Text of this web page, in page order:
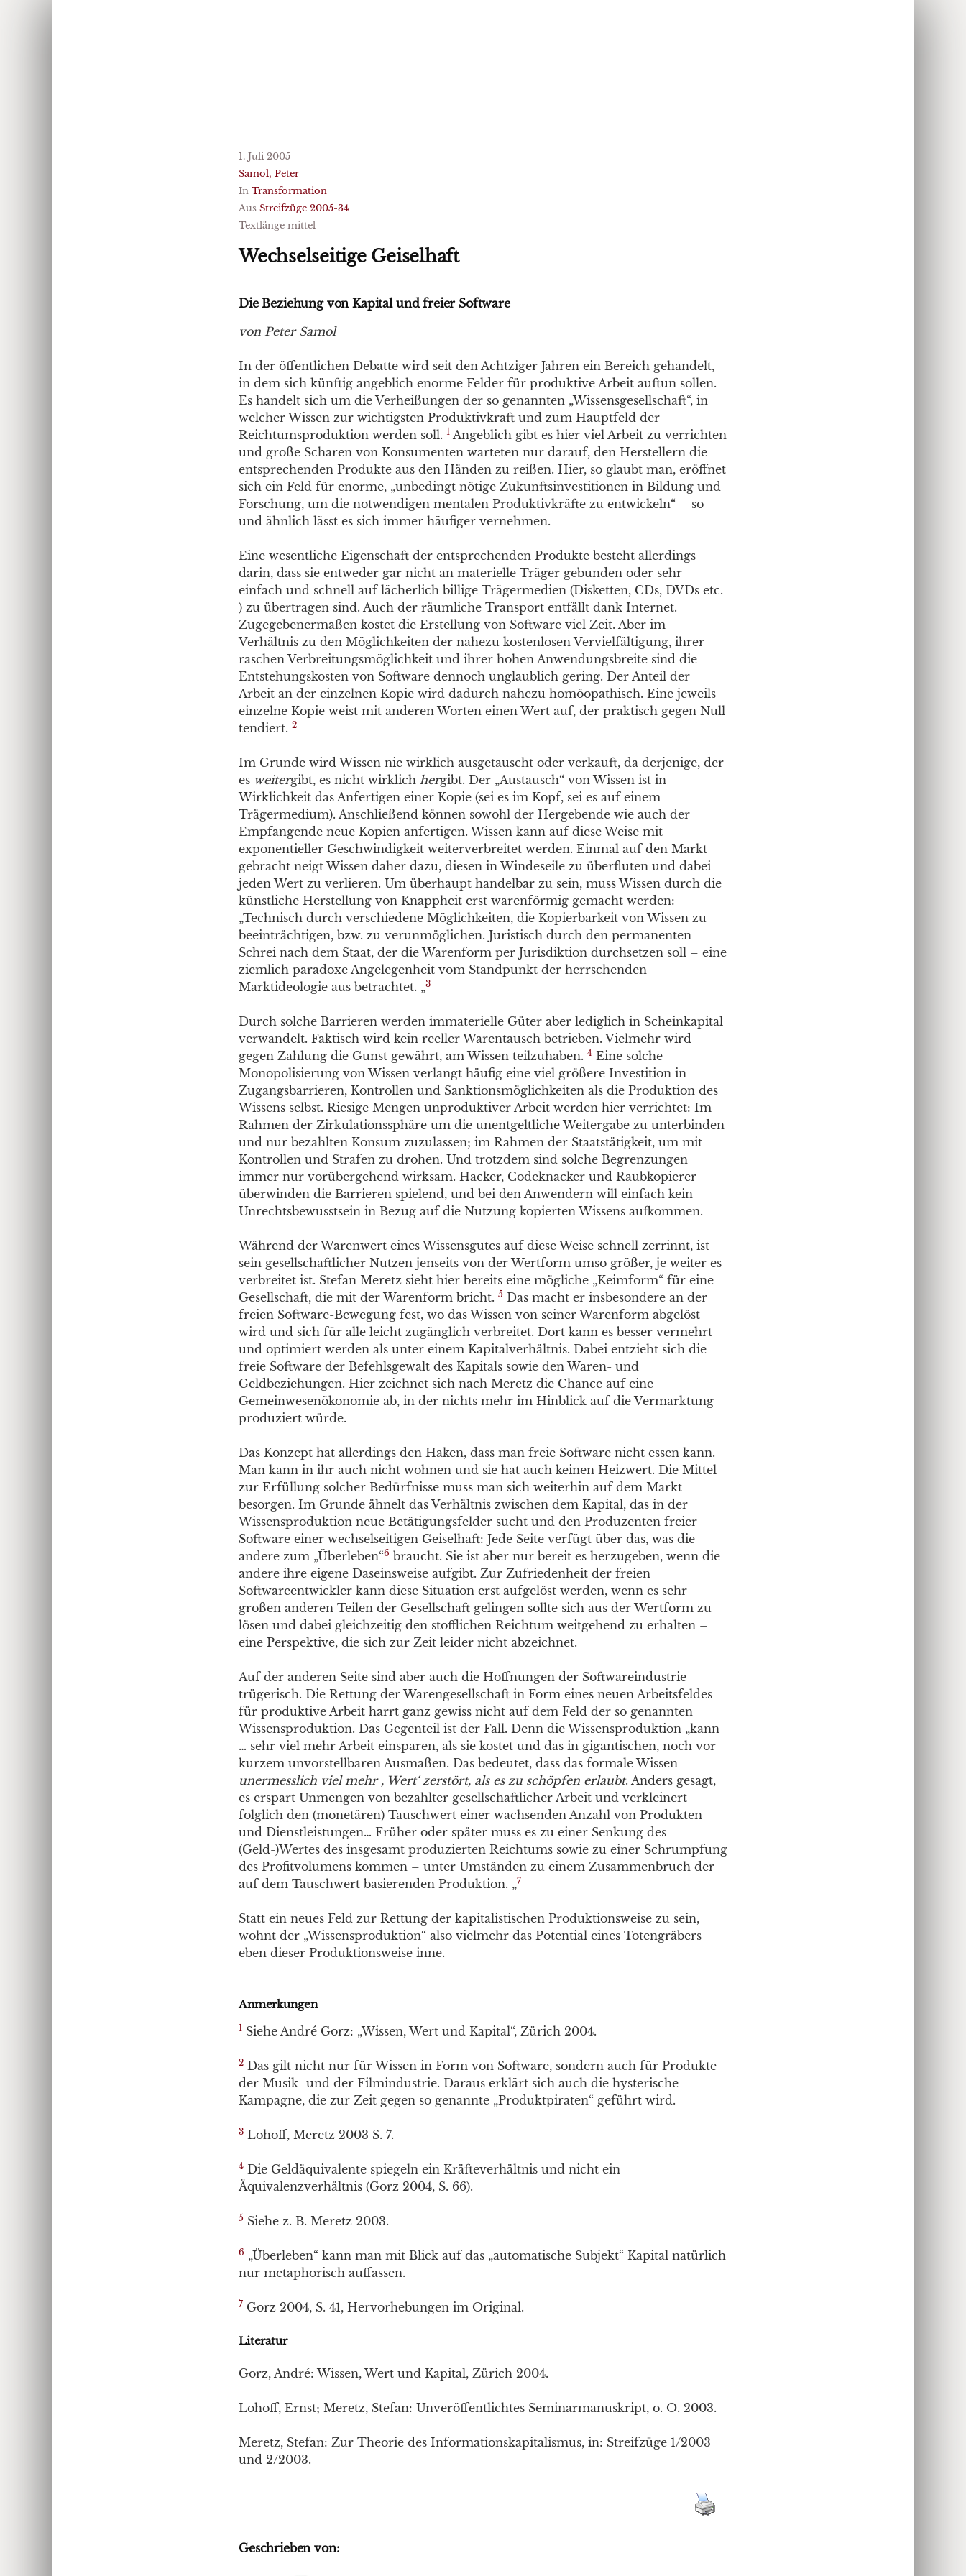
1. Juli 2005
Samol, Peter
In Transformation
Aus Streifzüge 2005-34
Textlänge mittel
Wechselseitige Geiselhaft
Die Beziehung von Kapital und freier Software
von Peter Samol
In der öffentlichen Debatte wird seit den Achtziger Jahren ein Bereich gehandelt,
in dem sich künftig angeblich enorme Felder für produktive Arbeit auftun sollen.
Es handelt sich um die Verheißungen der so genannten „Wissensgesellschaft“, in
welcher Wissen zur wichtigsten Produktivkraft und zum Hauptfeld der
Reichtumsproduktion werden soll. 1 Angeblich gibt es hier viel Arbeit zu verrichten
und große Scharen von Konsumenten warteten nur darauf, den Herstellern die
entsprechenden Produkte aus den Händen zu reißen. Hier, so glaubt man, eröffnet
sich ein Feld für enorme, „unbedingt nötige Zukunftsinvestitionen in Bildung und
Forschung, um die notwendigen mentalen Produktivkräfte zu entwickeln“ – so
und ähnlich lässt es sich immer häufiger vernehmen.
Eine wesentliche Eigenschaft der entsprechenden Produkte besteht allerdings
darin, dass sie entweder gar nicht an materielle Träger gebunden oder sehr
einfach und schnell auf lächerlich billige Trägermedien (Disketten, CDs, DVDs etc.
) zu übertragen sind. Auch der räumliche Transport entfällt dank Internet.
Zugegebenermaßen kostet die Erstellung von Software viel Zeit. Aber im
Verhältnis zu den Möglichkeiten der nahezu kostenlosen Vervielfältigung, ihrer
raschen Verbreitungsmöglichkeit und ihrer hohen Anwendungsbreite sind die
Entstehungskosten von Software dennoch unglaublich gering. Der Anteil der
Arbeit an der einzelnen Kopie wird dadurch nahezu homöopathisch. Eine jeweils
einzelne Kopie weist mit anderen Worten einen Wert auf, der praktisch gegen Null
tendiert. 2
Im Grunde wird Wissen nie wirklich ausgetauscht oder verkauft, da derjenige, der
es weitergibt, es nicht wirklich hergibt. Der „Austausch“ von Wissen ist in
Wirklichkeit das Anfertigen einer Kopie (sei es im Kopf, sei es auf einem
Trägermedium). Anschließend können sowohl der Hergebende wie auch der
Empfangende neue Kopien anfertigen. Wissen kann auf diese Weise mit
exponentieller Geschwindigkeit weiterverbreitet werden. Einmal auf den Markt
gebracht neigt Wissen daher dazu, diesen in Windeseile zu überfluten und dabei
jeden Wert zu verlieren. Um überhaupt handelbar zu sein, muss Wissen durch die
künstliche Herstellung von Knappheit erst warenförmig gemacht werden:
„Technisch durch verschiedene Möglichkeiten, die Kopierbarkeit von Wissen zu
beeinträchtigen, bzw. zu verunmöglichen. Juristisch durch den permanenten
Schrei nach dem Staat, der die Warenform per Jurisdiktion durchsetzen soll – eine
ziemlich paradoxe Angelegenheit vom Standpunkt der herrschenden
Marktideologie aus betrachtet. „3
Durch solche Barrieren werden immaterielle Güter aber lediglich in Scheinkapital
verwandelt. Faktisch wird kein reeller Warentausch betrieben. Vielmehr wird
gegen Zahlung die Gunst gewährt, am Wissen teilzuhaben. 4 Eine solche
Monopolisierung von Wissen verlangt häufig eine viel größere Investition in
Zugangsbarrieren, Kontrollen und Sanktionsmöglichkeiten als die Produktion des
Wissens selbst. Riesige Mengen unproduktiver Arbeit werden hier verrichtet: Im
Rahmen der Zirkulationssphäre um die unentgeltliche Weitergabe zu unterbinden
und nur bezahlten Konsum zuzulassen; im Rahmen der Staatstätigkeit, um mit
Kontrollen und Strafen zu drohen. Und trotzdem sind solche Begrenzungen
immer nur vorübergehend wirksam. Hacker, Codeknacker und Raubkopierer
überwinden die Barrieren spielend, und bei den Anwendern will einfach kein
Unrechtsbewusstsein in Bezug auf die Nutzung kopierten Wissens aufkommen.
Während der Warenwert eines Wissensgutes auf diese Weise schnell zerrinnt, ist
sein gesellschaftlicher Nutzen jenseits von der Wertform umso größer, je weiter es
verbreitet ist. Stefan Meretz sieht hier bereits eine mögliche „Keimform“ für eine
Gesellschaft, die mit der Warenform bricht. 5 Das macht er insbesondere an der
freien Software-Bewegung fest, wo das Wissen von seiner Warenform abgelöst
wird und sich für alle leicht zugänglich verbreitet. Dort kann es besser vermehrt
und optimiert werden als unter einem Kapitalverhältnis. Dabei entzieht sich die
freie Software der Befehlsgewalt des Kapitals sowie den Waren- und
Geldbeziehungen. Hier zeichnet sich nach Meretz die Chance auf eine
Gemeinwesenökonomie ab, in der nichts mehr im Hinblick auf die Vermarktung
produziert würde.
Das Konzept hat allerdings den Haken, dass man freie Software nicht essen kann.
Man kann in ihr auch nicht wohnen und sie hat auch keinen Heizwert. Die Mittel
zur Erfüllung solcher Bedürfnisse muss man sich weiterhin auf dem Markt
besorgen. Im Grunde ähnelt das Verhältnis zwischen dem Kapital, das in der
Wissensproduktion neue Betätigungsfelder sucht und den Produzenten freier
Software einer wechselseitigen Geiselhaft: Jede Seite verfügt über das, was die
andere zum „Überleben“6 braucht. Sie ist aber nur bereit es herzugeben, wenn die
andere ihre eigene Daseinsweise aufgibt. Zur Zufriedenheit der freien
Softwareentwickler kann diese Situation erst aufgelöst werden, wenn es sehr
großen anderen Teilen der Gesellschaft gelingen sollte sich aus der Wertform zu
lösen und dabei gleichzeitig den stofflichen Reichtum weitgehend zu erhalten –
eine Perspektive, die sich zur Zeit leider nicht abzeichnet.
Auf der anderen Seite sind aber auch die Hoffnungen der Softwareindustrie
trügerisch. Die Rettung der Warengesellschaft in Form eines neuen Arbeitsfeldes
für produktive Arbeit harrt ganz gewiss nicht auf dem Feld der so genannten
Wissensproduktion. Das Gegenteil ist der Fall. Denn die Wissensproduktion „kann
… sehr viel mehr Arbeit einsparen, als sie kostet und das in gigantischen, noch vor
kurzem unvorstellbaren Ausmaßen. Das bedeutet, dass das formale Wissen
unermesslich viel mehr , Wert‘ zerstört, als es zu schöpfen erlaubt. Anders gesagt,
es erspart Unmengen von bezahlter gesellschaftlicher Arbeit und verkleinert
folglich den (monetären) Tauschwert einer wachsenden Anzahl von Produkten
und Dienstleistungen… Früher oder später muss es zu einer Senkung des
(Geld-)Wertes des insgesamt produzierten Reichtums sowie zu einer Schrumpfung
des Profitvolumens kommen – unter Umständen zu einem Zusammenbruch der
auf dem Tauschwert basierenden Produktion. „7
Statt ein neues Feld zur Rettung der kapitalistischen Produktionsweise zu sein,
wohnt der „Wissensproduktion“ also vielmehr das Potential eines Totengräbers
eben dieser Produktionsweise inne.
Anmerkungen
1 Siehe André Gorz: „Wissen, Wert und Kapital“, Zürich 2004.
2 Das gilt nicht nur für Wissen in Form von Software, sondern auch für Produkte
der Musik- und der Filmindustrie. Daraus erklärt sich auch die hysterische
Kampagne, die zur Zeit gegen so genannte „Produktpiraten“ geführt wird.
3 Lohoff, Meretz 2003 S. 7.
4 Die Geldäquivalente spiegeln ein Kräfteverhältnis und nicht ein
Äquivalenzverhältnis (Gorz 2004, S. 66).
5 Siehe z. B. Meretz 2003.
6 „Überleben“ kann man mit Blick auf das „automatische Subjekt“ Kapital natürlich
nur metaphorisch auffassen.
7 Gorz 2004, S. 41, Hervorhebungen im Original.
Literatur
Gorz, André: Wissen, Wert und Kapital, Zürich 2004.
Lohoff, Ernst; Meretz, Stefan: Unveröffentlichtes Seminarmanuskript, o. O. 2003.
Meretz, Stefan: Zur Theorie des Informationskapitalismus, in: Streifzüge 1/2003
und 2/2003.
Geschrieben von: